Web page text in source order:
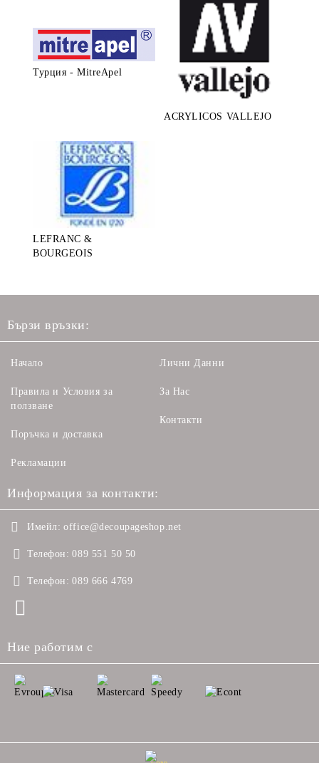
Турция - MitreApel
ACRYLICOS VALLEJO
LEFRANC &
BOURGEOIS
Бързи връзки:
Начало
Правила и Условия за
ползване
Поръчка и доставка
Рекламации
Лични Данни
За Нас
Контакти
Информация за контакти:
Имейл: office@decoupageshop.net
Телефон: 089 551 50 50
Телефон: 089 666 4769
Ние работим с